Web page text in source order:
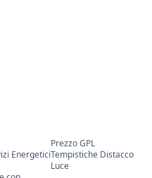
Prezzo GPL
EnergeticiTempistiche Distacco
Luce